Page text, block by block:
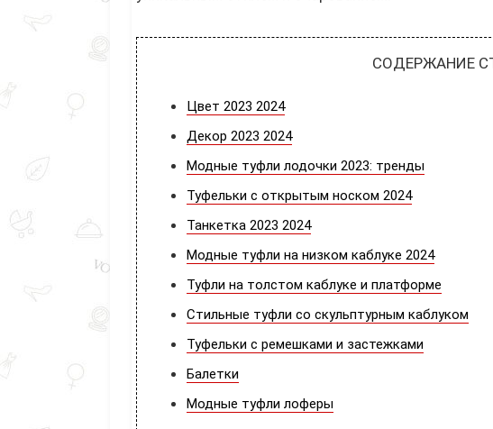
СОДЕРЖАНИЕ
Цвет 2023 2024
Декор 2023 2024
Модные туфли лодочки 2023: тренды
Туфельки с открытым носком 2024
Танкетка 2023 2024
Модные туфли на низком каблуке 2024
Туфли на толстом каблуке и платформе
Стильные туфли со скульптурным каблуком
Туфельки с ремешками и застежками
Балетки
Модные туфли лоферы